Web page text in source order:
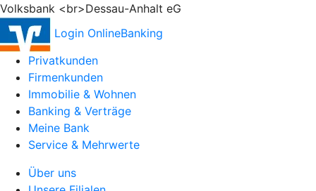
Volksbank <br>Dessau-Anhalt eG
Login OnlineBanking
Privatkunden
Firmenkunden
Immobilie & Wohnen
Banking & Verträge
Meine Bank
Service & Mehrwerte
Über uns